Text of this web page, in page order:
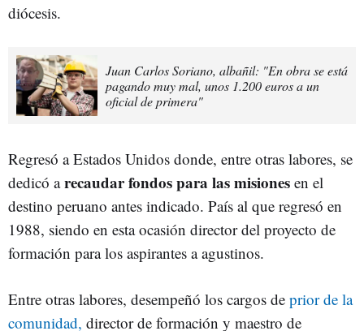
diócesis.
Juan Carlos Soriano, albañil: "En obra se está
pagando muy mal, unos 1.200 euros a un
oficial de primera"
Regresó a Estados Unidos donde, entre otras labores, se
dedicó arecaudar fondos para las misiones en el
destino peruano antes indicado. País al que regresó en
1988, siendo en esta ocasión director del proyecto de
formación para los aspirantes a agustinos.
Entre otras labores, desempeñó los cargos de prior de la
comunidad, director de formación y maestro de